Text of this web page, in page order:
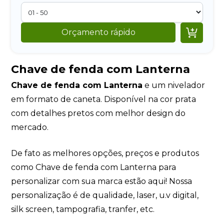
Orçamento rápido 
Chave de fenda com Lanterna
Chave de fenda com Lanterna e um nivelador
em formato de caneta. Disponível na cor prata
com detalhes pretos com melhor design do
mercado.
De fato as melhores opções, preços e produtos
como Chave de fenda com Lanterna para
personalizar com sua marca estão aqui! Nossa
personalização é de qualidade, laser, u.v digital,
silk screen, tampografia, tranfer, etc.